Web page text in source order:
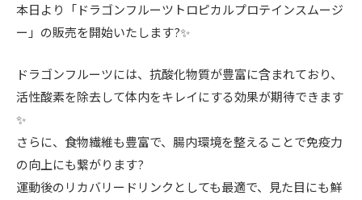
本日より「ドラゴンフルーツトロピカルプロテインスムージ
ー」の販売を開始いたします?✨
ドラゴンフルーツには、抗酸化物質が豊富に含まれており、
活性酸素を除去して体内をキレイにする効果が期待できます
✨
さらに、食物繊維も豊富で、腸内環境を整えることで免疫力
の向上にも繋がります?
運動後のリカバリードリンクとしても最適で、見た目にも鮮